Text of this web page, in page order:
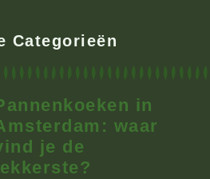
Categorieën
in
waar
je de